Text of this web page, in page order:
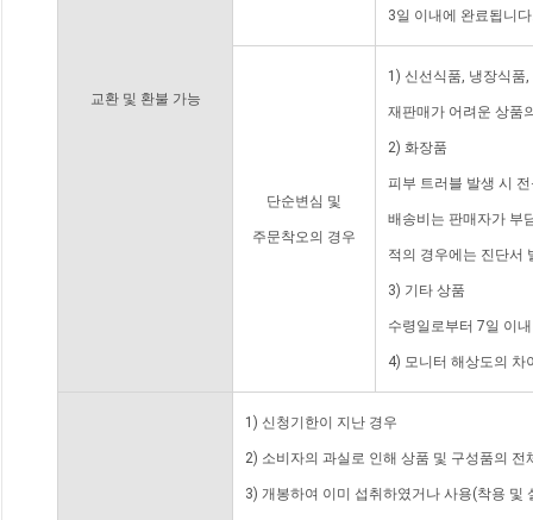
교환 및 환불 가능
3일 이내에 완료됩니
단순변심 및
주문착오의 경우
1) 신선식품, 냉장식품
재판매가 어려운 상품
2) 화장품
피부 트러블 발생 시
배송비는 판매자가 부
적의 경우에는 진단서
3) 기타 상품
수령일로부터 7일 이
4) 모니터 해상도의 차
1) 신청기한이 지난 경우
2) 소비자의 과실로 인해 상품 및 구성품의
3) 개봉하여 이미 섭취하였거나 사용(착용 및